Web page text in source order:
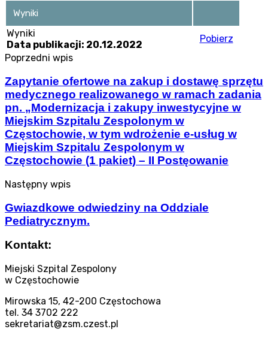
Wyniki
Wyniki
Data publikacji: 20.12.2022
Pobierz
Poprzedni wpis
Zapytanie ofertowe na zakup i dostawę sprzętu
medycznego realizowanego w ramach zadania
pn. „Modernizacja i zakupy inwestycyjne w
Miejskim Szpitalu Zespolonym w
Częstochowie, w tym wdrożenie e-usług w
Miejskim Szpitalu Zespolonym w
Częstochowie (1 pakiet) – II Postęowanie
Następny wpis
Gwiazdkowe odwiedziny na Oddziale
Pediatrycznym.
Kontakt:
Miejski Szpital Zespolony
w Częstochowie
Mirowska 15, 42-200 Częstochowa
tel. 34 3702 222
sekretariat@zsm.czest.pl